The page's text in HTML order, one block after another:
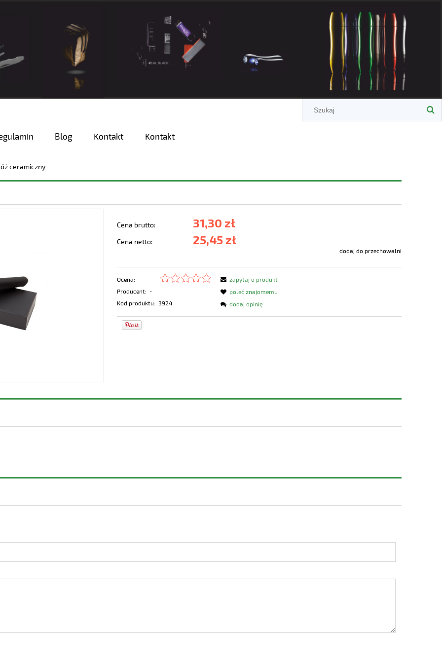
Blog Kontakt Kontakt
ceramiczny
Cena brutto: 31,30 zł
Cena netto: 25,45 zł
dodaj do przechowalni
Ocena:
Producent: -
Kod produktu: 3924
zapytaj o produkt
poleć znajomemu
dodaj opinię